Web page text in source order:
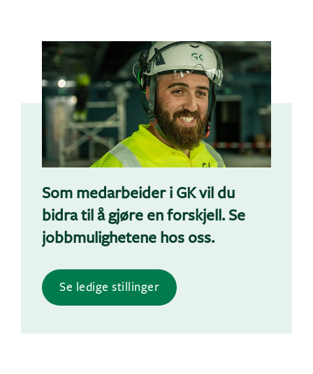
Som medarbeider i GK vil du
bidra til å gjøre en forskjell. Se
jobbmulighetene hos oss.
Se ledige stillinger